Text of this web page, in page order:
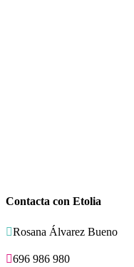
Contacta con Etolia
Rosana Álvarez Bueno
696 986 980